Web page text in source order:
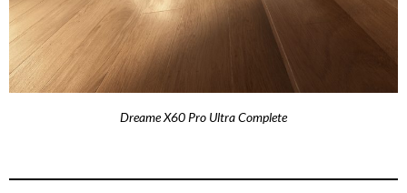
Dreame X60 Pro Ultra Complete